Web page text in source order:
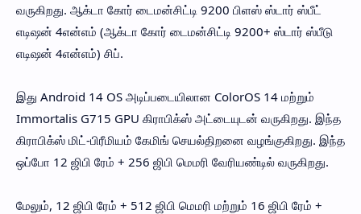
வருகிறது. ஆக்டா கோர் டைமன்சிட்டி 9200 பிளஸ் ஸ்டார் ஸ்பீட்
எடிஷன் 4என்எம் (ஆக்டா கோர் டைமன்சிட்டி 9200+ ஸ்டார் ஸ்பீடு
எடிஷன் 4என்எம்) சிப்.
இது Android 14 OS அடிப்படையிலான ColorOS 14 மற்றும்
Immortalis G715 GPU கிராபிக்ஸ் அட்டையுடன் வருகிறது. இந்த
கிராபிக்ஸ் மிட்-பிரீமியம் கேமிங் செயல்திறனை வழங்குகிறது. இந்த
ஒப்போ 12 ஜிபி ரேம் + 256 ஜிபி மெமரி வேரியண்டில் வருகிறது.
மேலும், 12 ஜிபி ரேம் + 512 ஜிபி மெமரி மற்றும் 16 ஜிபி ரேம் +